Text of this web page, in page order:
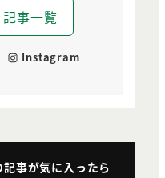
記事一覧
Instagram
記事が気に入ったら